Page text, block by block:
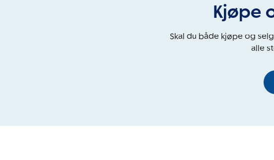
Kjøpe
Skal du både kjøpe og
alle